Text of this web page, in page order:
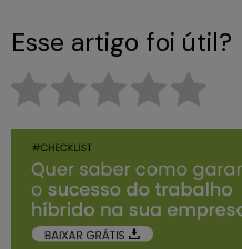
Esse artigo foi útil?